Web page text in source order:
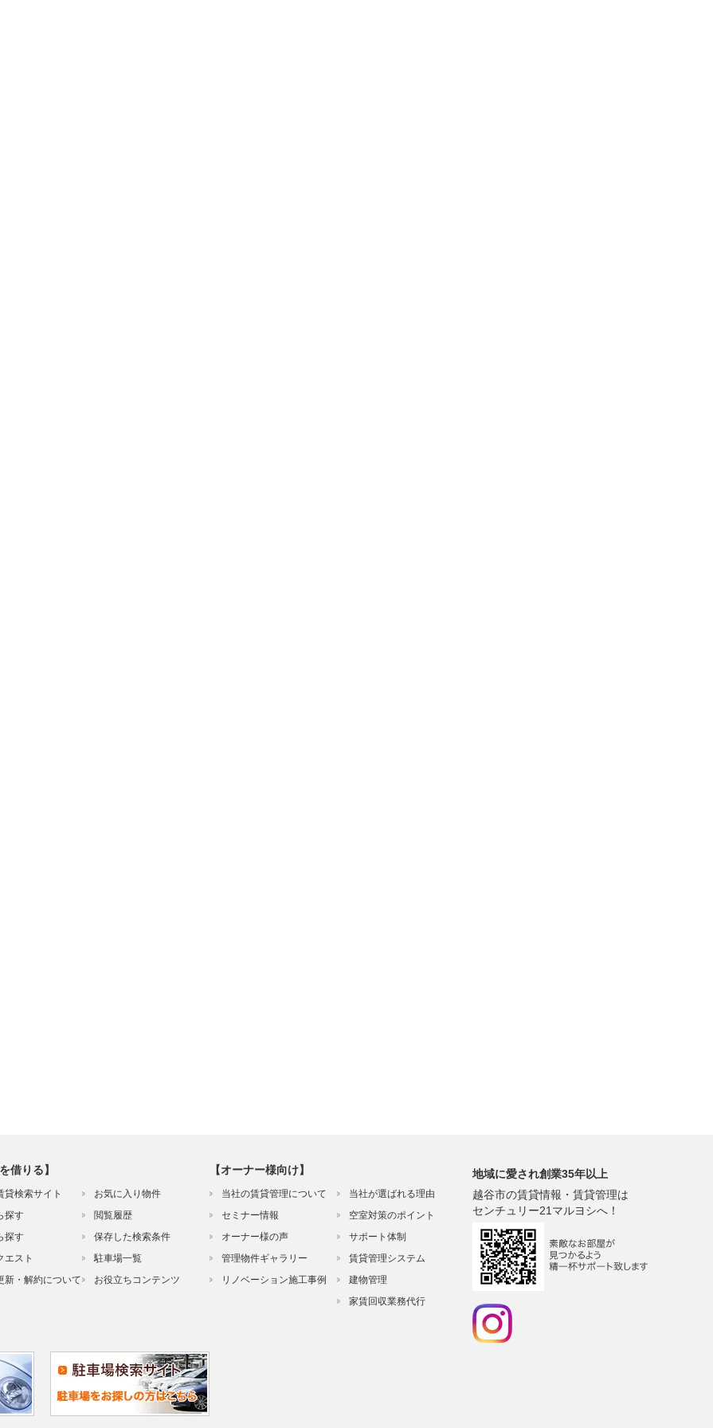
借りる】
貸検索サイト
探す
探す
エスト
新・解約について
お気に入り物件
閲覧履歴
保存した検索条件
駐車場一覧
お役立ちコンテンツ
【オーナー様向け】
当社の賃貸管理について
セミナー情報
オーナー様の声
管理物件ギャラリー
リノベーション施工事例
当社が選ばれる理由
空室対策のポイント
サポート体制
賃貸管理システム
建物管理
家賃回収業務代行
地域に愛され創業35年以上
越谷市の賃貸情報・賃貸管理は
センチュリー21マルヨシへ！